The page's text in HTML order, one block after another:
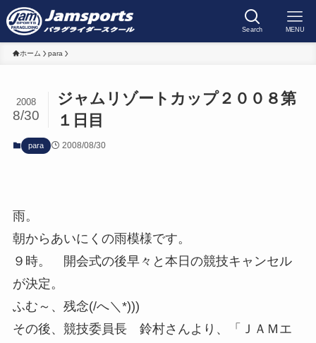
Search MENU
ホーム para
ジャムリゾートカップ２００８第
１日目
2008
8/30
para 2008/08/30
雨。
朝からあいにくの雨模様です。
９時。 開会式の後早々と本日の競技キャンセル
が決定。
ふむ～、残念(/へ＼*)))
その後、競技委員長 鈴村さんより、「ＪＡＭエ